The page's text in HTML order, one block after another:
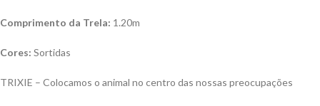
Comprimento da Trela: 1.20m
Cores: Sortidas
TRIXIE – Colocamos o animal no centro das nossas preocupações